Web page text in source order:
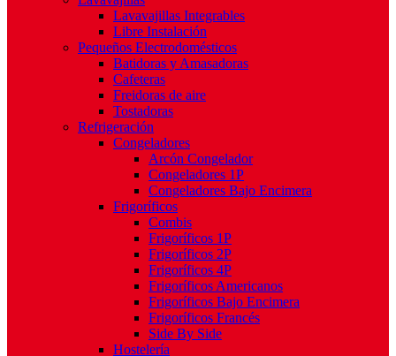
Lavavajillas Integrables
Libre Instalación
Pequeños Electrodomésticos
Batidoras y Amasadoras
Cafeteras
Freidoras de aire
Tostadoras
Refrigeración
Congeladores
Arcón Congelador
Congeladores 1P
Congeladores Bajo Encimera
Frigoríficos
Combis
Frigoríficos 1P
Frigoríficos 2P
Frigoríficos 4P
Frigoríficos Americanos
Frigoríficos Bajo Encimera
Frigoríficos Francés
Side By Side
Hostelería